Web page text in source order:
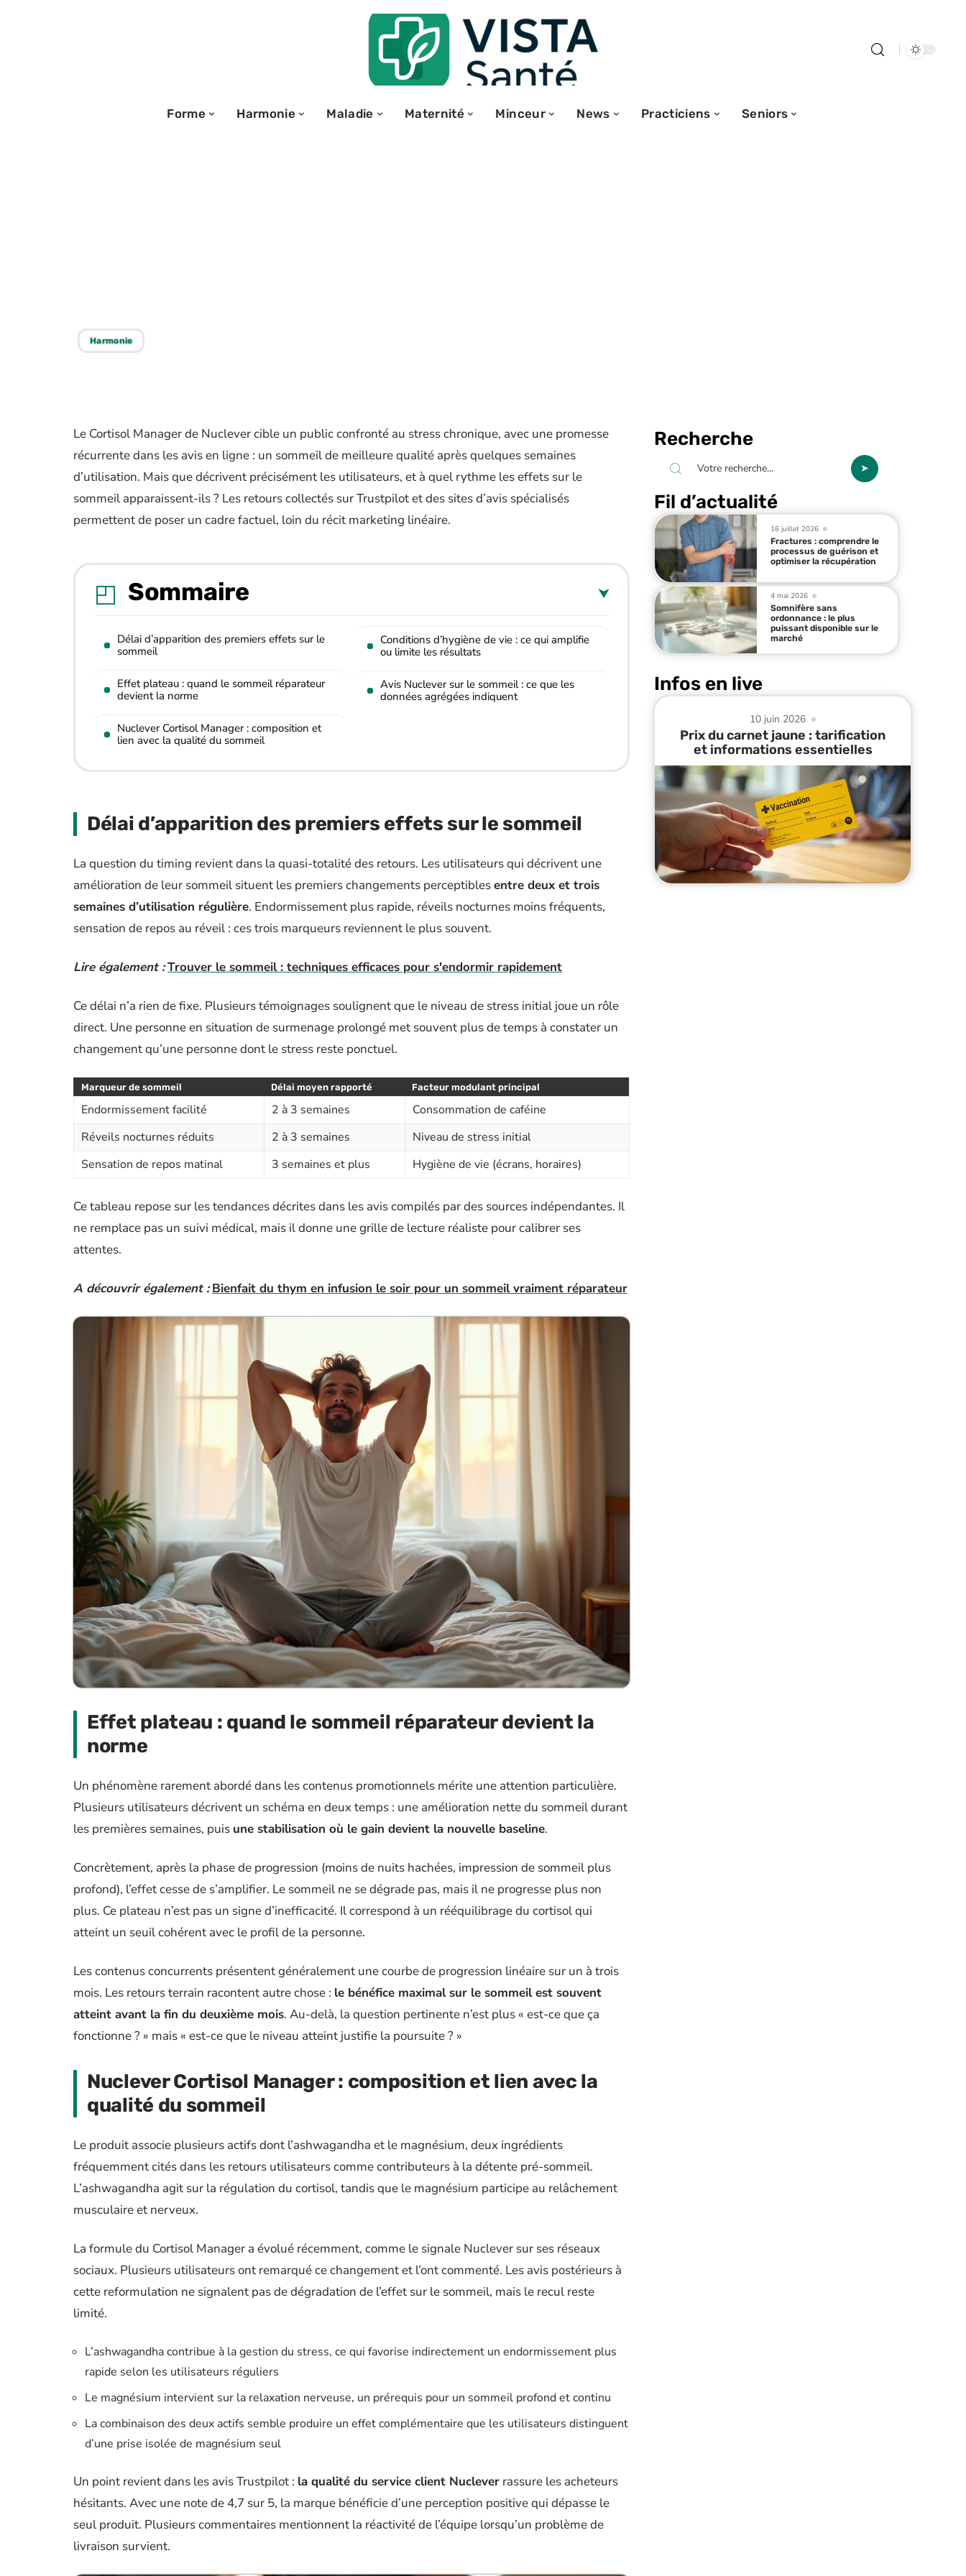
Forme Harmonie Maladie Maternité Minceur News Practiciens Seniors
Harmonie
Le Cortisol Manager de Nuclever cible un public confronté au stress chronique, avec une promesse
récurrente dans les avis en ligne : un sommeil de meilleure qualité après quelques semaines
d’utilisation. Mais que décrivent précisément les utilisateurs, et à quel rythme les effets sur le
sommeil apparaissent-ils ? Les retours collectés sur Trustpilot et des sites d’avis spécialisés
permettent de poser un cadre factuel, loin du récit marketing linéaire.
Sommaire
Délai d’apparition des premiers effets sur le
sommeil
Effet plateau : quand le sommeil réparateur
devient la norme
Nuclever Cortisol Manager : composition et
lien avec la qualité du sommeil
Conditions d’hygiène de vie : ce qui amplifie
ou limite les résultats
Avis Nuclever sur le sommeil : ce que les
données agrégées indiquent
Délai d’apparition des premiers effets sur le sommeil
La question du timing revient dans la quasi-totalité des retours. Les utilisateurs qui décrivent une
amélioration de leur sommeil situent les premiers changements perceptiblesentre deux et trois
semaines d’utilisation régulière. Endormissement plus rapide, réveils nocturnes moins fréquents,
sensation de repos au réveil : ces trois marqueurs reviennent le plus souvent.
Lire également :Trouver le sommeil : techniques efficaces pour s'endormir rapidement
Ce délai n’a rien de fixe. Plusieurs témoignages soulignent que le niveau de stress initial joue un rôle
direct. Une personne en situation de surmenage prolongé met souvent plus de temps à constater un
changement qu’une personne dont le stress reste ponctuel.
Marqueur de sommeil Délai moyen rapporté Facteur modulant principal
Endormissement facilité 2 à 3 semaines
Consommation de caféine
Réveils nocturnes réduits
2 à 3 semaines
Niveau de stress initial
Sensation de repos matinal
3 semaines et plus Hygiène de vie (écrans, horaires)
Ce tableau repose sur les tendances décrites dans les avis compilés par des sources indépendantes. Il
ne remplace pas un suivi médical, mais il donne une grille de lecture réaliste pour calibrer ses
attentes.
A découvrir également : Bienfait du thym en infusion le soir pour un sommeil vraiment réparateur
Effet plateau : quand le sommeil réparateur devient la
norme
Un phénomène rarement abordé dans les contenus promotionnels mérite une attention particulière.
Plusieurs utilisateurs décrivent un schéma en deux temps : une amélioration nette du sommeil durant
les premières semaines, puis une stabilisation où le gain devient la nouvelle baseline.
Concrètement, après la phase de progression (moins de nuits hachées, impression de sommeil plus
profond), l’effet cesse de s’amplifier. Le sommeil ne se dégrade pas, mais il ne progresse plus non
plus. Ce plateau n’est pas un signe d’inefficacité. Il correspond à un rééquilibrage du cortisol qui
atteint un seuil cohérent avec le profil de la personne.
Les contenus concurrents présentent généralement une courbe de progression linéaire sur un à trois
mois. Les retours terrain racontent autre chose : le bénéfice maximal sur le sommeil est souvent
atteint avant la fin du deuxième mois. Au-delà, la question pertinente n’est plus « est-ce que ça
fonctionne ? » mais « est-ce que le niveau atteint justifie la poursuite ? »
Nuclever Cortisol Manager : composition et lien avec la
qualité du sommeil
Le produit associe plusieurs actifs dont l’ashwagandha et le magnésium, deux ingrédients
fréquemment cités dans les retours utilisateurs comme contributeurs à la détente pré-sommeil.
L’ashwagandha agit sur la régulation du cortisol, tandis que le magnésium participe au relâchement
musculaire et nerveux.
La formule du Cortisol Manager a évolué récemment, comme le signale Nuclever sur ses réseaux
sociaux. Plusieurs utilisateurs ont remarqué ce changement et l’ont commenté. Les avis postérieurs à
cette reformulation ne signalent pas de dégradation de l’effet sur le sommeil, mais le recul reste
limité.
L’ashwagandha contribue à la gestion du stress, ce qui favorise indirectement un endormissement plus
rapide selon les utilisateurs réguliers
Le magnésium intervient sur la relaxation nerveuse, un prérequis pour un sommeil profond et continu
La combinaison des deux actifs semble produire un effet complémentaire que les utilisateurs distinguent
d’une prise isolée de magnésium seul
Un point revient dans les avis Trustpilot : la qualité du service client Nuclever rassure les acheteurs
hésitants. Avec une note de 4,7 sur 5, la marque bénéficie d’une perception positive qui dépasse le
seul produit. Plusieurs commentaires mentionnent la réactivité de l’équipe lorsqu’un problème de
livraison survient.
Recherche
Fil d’actualité
16 juillet 2026
Fractures : comprendre le
processus de guérison et
optimiser la récupération
4 mai 2026
Somnifère sans
ordonnance : le plus
puissant disponible sur le
marché
Infos en live
10 juin 2026
Prix du carnet jaune : tarification
et informations essentielles